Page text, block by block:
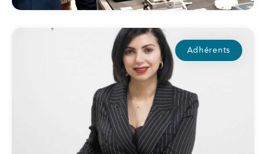
Adhérents